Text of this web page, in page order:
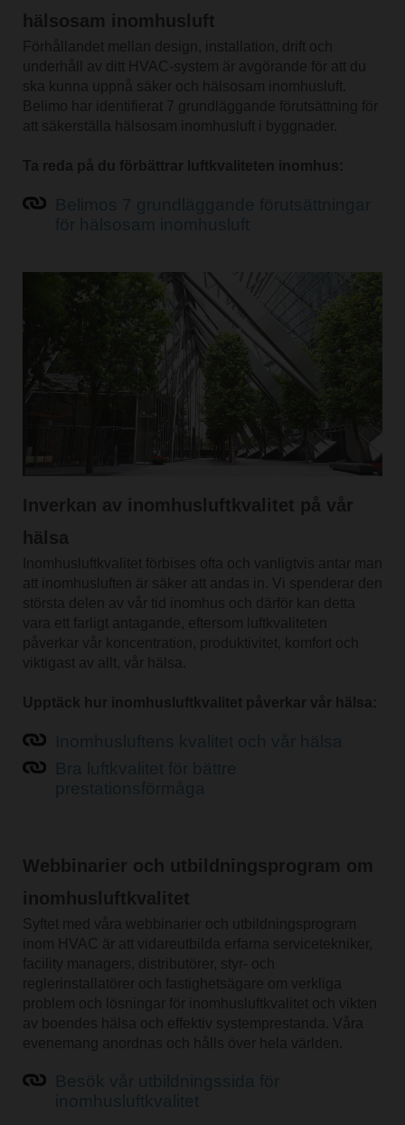
hälsosam inomhusluft
Förhållandet mellan design, installation, drift och
underhåll av ditt HVAC-system är avgörande för att du
ska kunna uppnå säker och hälsosam inomhusluft.
Belimo har identifierat 7 grundläggande förutsättning för
att säkerställa hälsosam inomhusluft i byggnader.
Ta reda på du förbättrar luftkvaliteten inomhus:
Inverkan av inomhusluftkvalitet på vår
hälsa
Inomhusluftkvalitet förbises ofta och vanligtvis antar man
att inomhusluften är säker att andas in. Vi spenderar den
största delen av vår tid inomhus och därför kan detta
vara ett farligt antagande, eftersom luftkvaliteten
påverkar vår koncentration, produktivitet, komfort och
viktigast av allt, vår hälsa.
Upptäck hur inomhusluftkvalitet påverkar vår hälsa:
Webbinarier och utbildningsprogram om
inomhusluftkvalitet
Syftet med våra webbinarier och utbildningsprogram
inom HVAC är att vidareutbilda erfarna servicetekniker,
facility managers, distributörer, styr- och
reglerinstallatörer och fastighetsägare om verkliga
problem och lösningar för inomhusluftkvalitet och vikten
av boendes hälsa och effektiv systemprestanda. Våra
evenemang anordnas och hålls över hela världen.